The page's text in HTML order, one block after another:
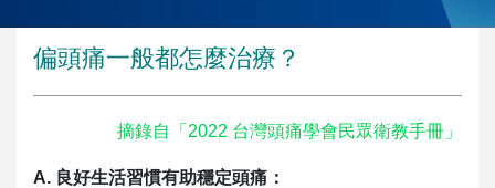
偏頭痛一般都怎麼治療？
摘錄自「2022 台灣頭痛學會民眾衛教手冊」
A. 良好生活習慣有助穩定頭痛：